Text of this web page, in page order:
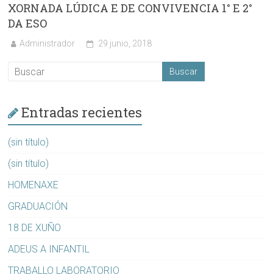
XORNADA LÚDICA E DE CONVIVENCIA 1° E 2°
DA ESO
Administrador 29 junio, 2018
Entradas recientes
(sin título)
(sin título)
HOMENAXE
GRADUACIÓN
18 DE XUÑO
ADEUS A INFANTIL
TRABALLO LABORATORIO